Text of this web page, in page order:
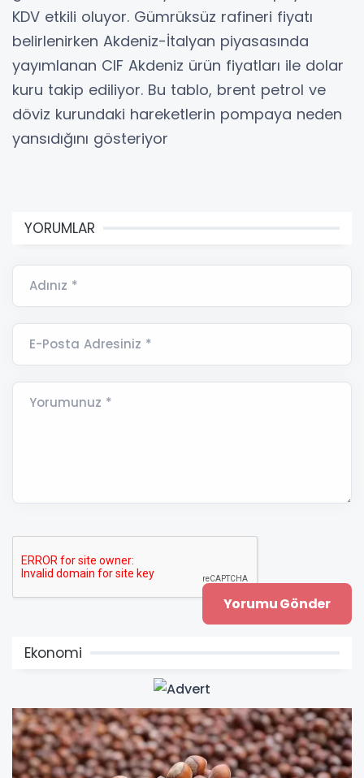
KDV etkili oluyor. Gümrüksüz rafineri fiyatı
belirlenirken Akdeniz-İtalyan piyasasında
yayımlanan CIF Akdeniz ürün fiyatları ile dolar
kuru takip ediliyor. Bu tablo, brent petrol ve
döviz kurundaki hareketlerin pompaya neden
yansıdığını gösteriyor
YORUMLAR
Adınız *
E-Posta Adresiniz *
Yorumunuz *
Ekonomi